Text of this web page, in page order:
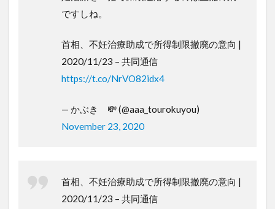
ですしね。
首相、不妊治療助成で所得制限撤廃の意向 |
2020/11/23 – 共同通信
https://t.co/NrVO82idx4
— かぶき 💸 (@aaa_tourokuyou)
November 23, 2020
首相、不妊治療助成で所得制限撤廃の意向 |
2020/11/23 – 共同通信